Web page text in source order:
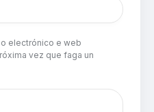
electrónico e web
vez que faga un